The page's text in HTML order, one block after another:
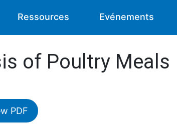
Ressources Evénements
of Poultry Meals
PDF